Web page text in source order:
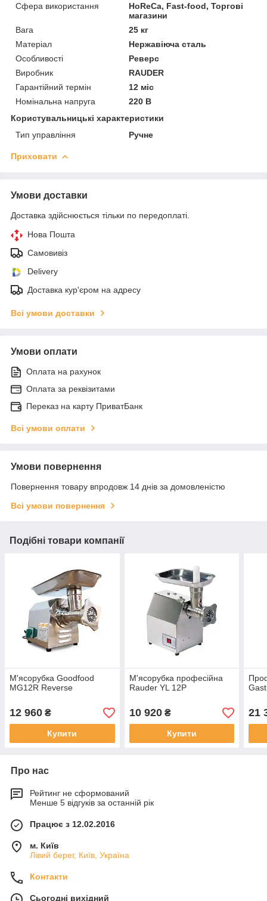
Сфера використання
HoReCa, Fast-food, Торгові
магазини
Вага
25 кг
Матеріал
Нержавіюча сталь
Особливості
Реверс
Виробник
RAUDER
Гарантійний термін
12 міс
Номінальна напруга
220 В
Користувальницькі характеристики
Тип управління
Ручне
Приховати
Умови доставки
Доставка здійснюється тільки по передоплаті.
Нова Пошта
Самовивіз
Delivery
Доставка кур'єром на адресу
Всі умови доставки
Умови оплати
Оплата на рахунок
Оплата за реквізитами
Переказ на карту ПриватБанк
Всі умови оплати
Умови повернення
Повернення товару впродовж 14 днів за домовленістю
Всі умови повернення
Подібні товари компанії
М'ясорубка Goodfood
MG12R Reverse
12 960 ₴
Купити
М'ясорубка професійна
Rauder YL 12P
10 920₴
Купити
21
Про нас
Рейтинг не сформований
Менше 5 відгуків за останній рік
Працює з 12.02.2016
м. Київ
Лівий берег, Київ, Україна
Контакти
Сьогодні вихідний